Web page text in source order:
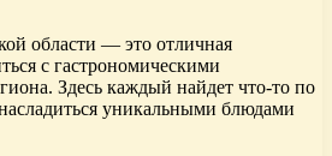
области — это отличная
с гастрономическими
Здесь каждый найдет что-то по
уникальными блюдами